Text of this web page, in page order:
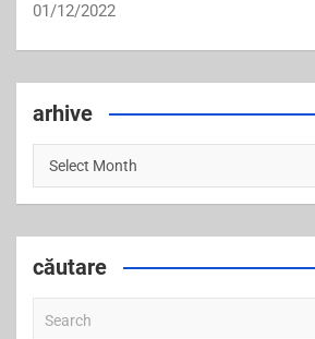
01/12/2022
arhive
arhive
căutare